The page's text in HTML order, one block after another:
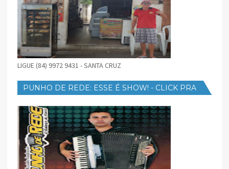
LIGUE (84) 9972 9431 - SANTA CRUZ
PUNHO DE REDE: ESSE É SHOW! - CLICK PRA